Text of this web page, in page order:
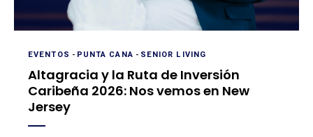
EVENTOS - PUNTA CANA - SENIOR LIVING
Altagracia y la Ruta de Inversión
Caribeña 2026: Nos vemos en New
Jersey